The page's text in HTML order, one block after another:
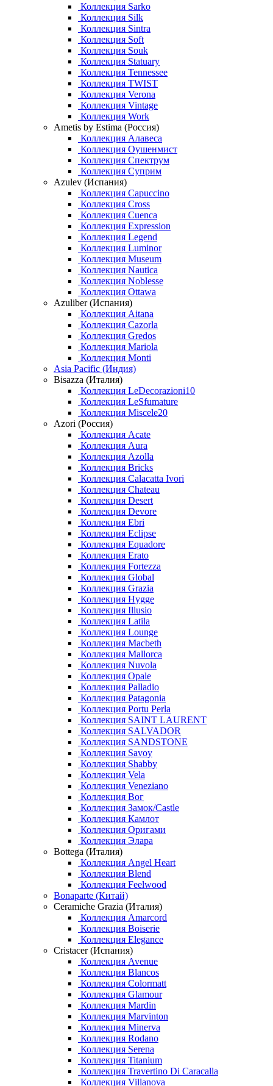
Коллекция Sarko
Коллекция Silk
Коллекция Sintra
Коллекция Soft
Коллекция Souk
Коллекция Statuary
Коллекция Tennessee
Коллекция TWIST
Коллекция Verona
Коллекция Vintage
Коллекция Work
Ametis by Estima (Россия)
Коллекция Алавеса
Коллекция Оушенмист
Коллекция Спектрум
Коллекция Суприм
Azulev (Испания)
Коллекция Capuccino
Коллекция Cross
Коллекция Cuenca
Коллекция Expression
Коллекция Legend
Коллекция Luminor
Коллекция Museum
Коллекция Nautica
Коллекция Noblesse
Коллекция Ottawa
Azuliber (Испания)
Коллекция Aitana
Коллекция Cazorla
Коллекция Gredos
Коллекция Mariola
Коллекция Monti
Asia Pacific (Индия)
Bisazza (Италия)
Коллекция LeDecorazioni10
Коллекция LeSfumature
Коллекция Miscele20
Azori (Россия)
Коллекция Acate
Коллекция Aura
Коллекция Azolla
Коллекция Bricks
Коллекция Calacatta Ivori
Коллекция Chateau
Коллекция Desert
Коллекция Devore
Коллекция Ebri
Коллекция Eclipse
Коллекция Equadore
Коллекция Erato
Коллекция Fortezza
Коллекция Global
Коллекция Grazia
Коллекция Hygge
Коллекция Illusio
Коллекция Latila
Коллекция Lounge
Коллекция Macbeth
Коллекция Mallorca
Коллекция Nuvola
Коллекция Opale
Коллекция Palladio
Коллекция Patagonia
Коллекция Portu Perla
Коллекция SAINT LAURENT
Коллекция SALVADOR
Коллекция SANDSTONE
Коллекция Savoy
Коллекция Shabby
Коллекция Vela
Коллекция Veneziano
Коллекция Вог
Коллекция Замок/Castle
Коллекция Камлот
Коллекция Оригами
Коллекция Элара
Bottega (Италия)
Коллекция Angel Heart
Коллекция Blend
Коллекция Feelwood
Bonaparte (Китай)
Ceramiche Grazia (Италия)
Коллекция Amarcord
Коллекция Boiserie
Коллекция Elegance
Cristacer (Испания)
Коллекция Avenue
Коллекция Blancos
Коллекция Colormatt
Коллекция Glamour
Коллекция Mardin
Коллекция Marvinton
Коллекция Minerva
Коллекция Rodano
Коллекция Serena
Коллекция Titanium
Коллекция Travertino Di Caracalla
Коллекция Villanova